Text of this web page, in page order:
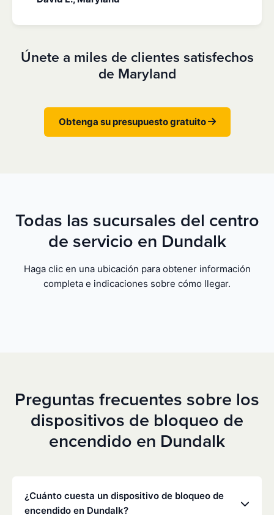
Únete a miles de clientes satisfechos
de Maryland
Obtenga su presupuesto gratuito
Todas las sucursales del centro
de servicio en Dundalk
Haga clic en una ubicación para obtener información
completa e indicaciones sobre cómo llegar.
Preguntas frecuentes sobre los
dispositivos de bloqueo de
encendido en Dundalk
¿Cuánto cuesta un dispositivo de bloqueo de
encendido en Dundalk?